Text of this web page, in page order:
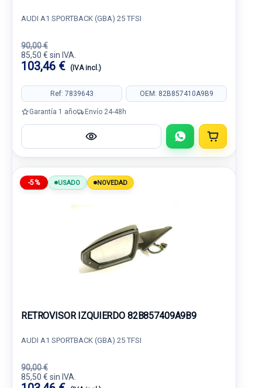
AUDI A1 SPORTBACK (GBA) 25 TFSI
90,00 €
85,50 € sin IVA.
103,46 € (IVA incl.)
Ref: 7839643 OEM: 82B857410A9B9
Garantía 1 año Envío 24-48h
-5% USADO NOVEDAD
RETROVISOR IZQUIERDO 82B857409A9B9
AUDI A1 SPORTBACK (GBA) 25 TFSI
90,00 €
85,50 € sin IVA.